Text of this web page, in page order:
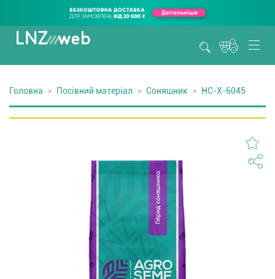
Головна Посівний матеріал Соняшник НС-Х-6045